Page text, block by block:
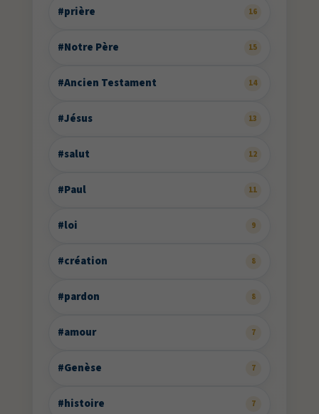
#prière 16
#Notre Père 15
#Ancien Testament 14
#Jésus 13
#salut 12
#Paul 11
#loi 9
#création 8
#pardon 8
#amour 7
#Genèse 7
#histoire 7